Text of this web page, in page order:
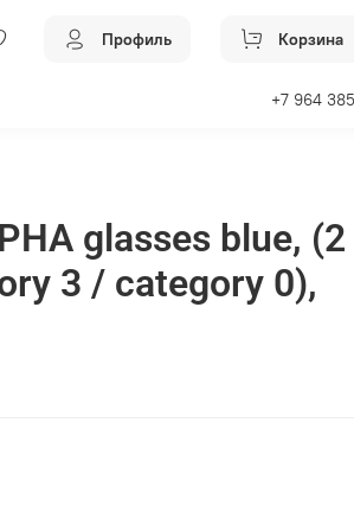
Профиль Корзина
+7 964
glasses blue, (2
3 / category 0),